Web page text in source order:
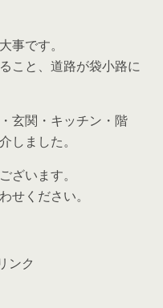
事です。
こと、道路が袋小路に
玄関・キッチン・階
しました。
ざいます。
せください。
ンク